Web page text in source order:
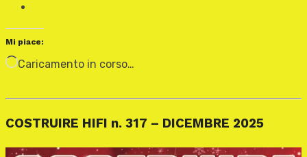
Mi piace:
Caricamento in corso…
COSTRUIRE HIFI n. 317 – DICEMBRE 2025